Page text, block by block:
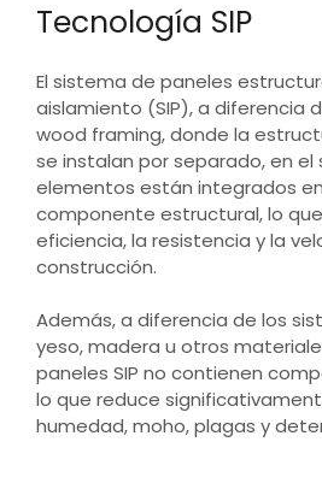
Tecnología SIP
El sistema de paneles
aislamiento (SIP), a diferencia
wood framing, donde la
se instalan por separado, en el
elementos están integrados
componente estructural, lo
eficiencia, la resistencia y la
construcción.
Además, a diferencia de los
yeso, madera u otros
paneles SIP no contienen
lo que reduce
humedad, moho, plagas y